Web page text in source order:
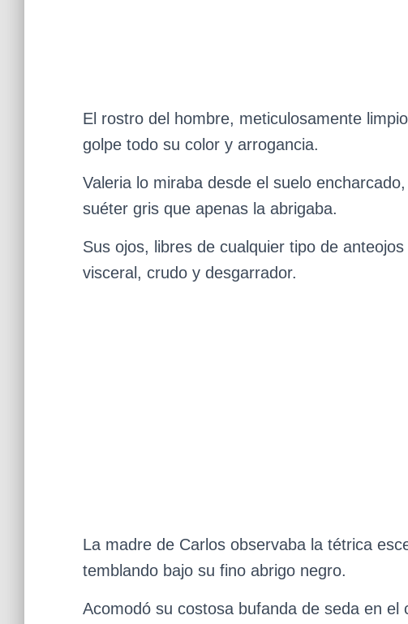
El rostro del hombre, meticulosamente
golpe todo su color y arrogancia.
Valeria lo miraba desde el suelo
suéter gris que apenas la abrigaba.
Sus ojos, libres de cualquier tipo de
visceral, crudo y desgarrador.
La madre de Carlos observaba la tétrica
temblando bajo su fino abrigo negro.
Acomodó su costosa bufanda de seda en